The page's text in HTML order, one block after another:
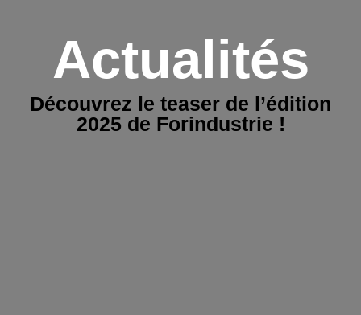
Actualités
Découvrez le teaser de l’édition
2025 de Forindustrie !